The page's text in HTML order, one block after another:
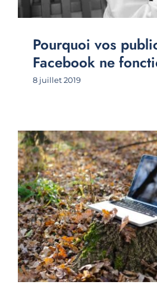
Pourquoi vos
Facebook ne
8 juillet 2019